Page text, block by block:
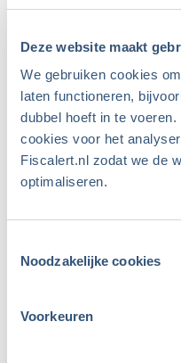
Deze website maakt
We gebruiken cookies
laten functioneren,
dubbel hoeft in te
cookies voor het
Fiscalert.nl zodat we de
optimaliseren.
Noodzakelijke cookies
Voorkeuren
Ben je je
vergeten?
Niet meer